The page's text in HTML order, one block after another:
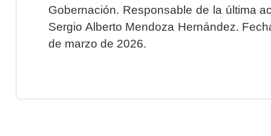
Gobernación. Responsable de la última
Sergio Alberto Mendoza Hernández.
de marzo de 2026.